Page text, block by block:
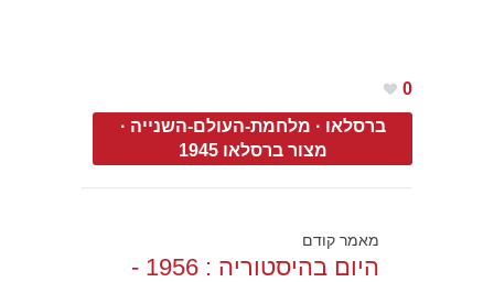
0
ברסלאו · מלחמת-העולם-השנייה ·
מצור ברסלאו 1945
מאמר קודם
היום בהיסטוריה : 1956 -